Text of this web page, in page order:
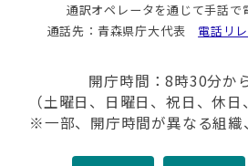
通訳オペレータを通じて手話で
通話先：青森県庁大代表 電話リ
開庁時間：8時30分か
（土曜日、日曜日、祝日、休日
※一部、開庁時間が異なる組織